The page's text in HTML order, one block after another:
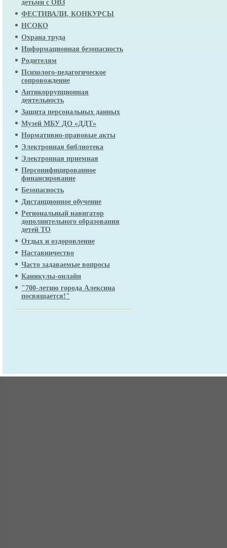
детьми с ОВЗ
ФЕСТИВАЛИ, КОНКУРСЫ
НСОКО
Охрана труда
Информационная безопасность
Родителям
Психолого-педагогическое
сопровождение
Антикоррупционная
деятельность
Защита персональных данных
Музей МБУ ДО «ДДТ»
Нормативно-правовые акты
Электронная библиотека
Электронная приемная
Персонифицированное
финансирование
Безопасность
Дистанционное обучение
Региональный навигатор
дополнительного образования
детей ТО
Отдых и оздоровление
Наставничество
Часто задаваемые вопросы
Каникулы-онлайн
"700-летию города Алексина
посвящается!"